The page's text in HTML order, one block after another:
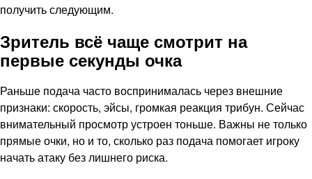
получить следующим.
Зритель всё чаще смотрит на
первые секунды очка
Раньше подача часто воспринималась через внешние
признаки: скорость, эйсы, громкая реакция трибун. Сейчас
внимательный просмотр устроен тоньше. Важны не только
прямые очки, но и то, сколько раз подача помогает игроку
начать атаку без лишнего риска.